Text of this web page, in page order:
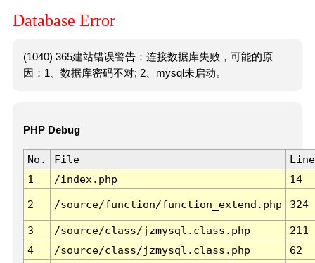
Database Error
(1040) 365建站错误警告：连接数据库失败，可能的原
因：1、数据库密码不对; 2、mysql未启动。
PHP Debug
No. File
Line
1
/index.php 14
2 /source/function/function_extend.php 324
3 /source/class/jzmysql.class.php
211
4
/source/class/jzmysql.class.php
62